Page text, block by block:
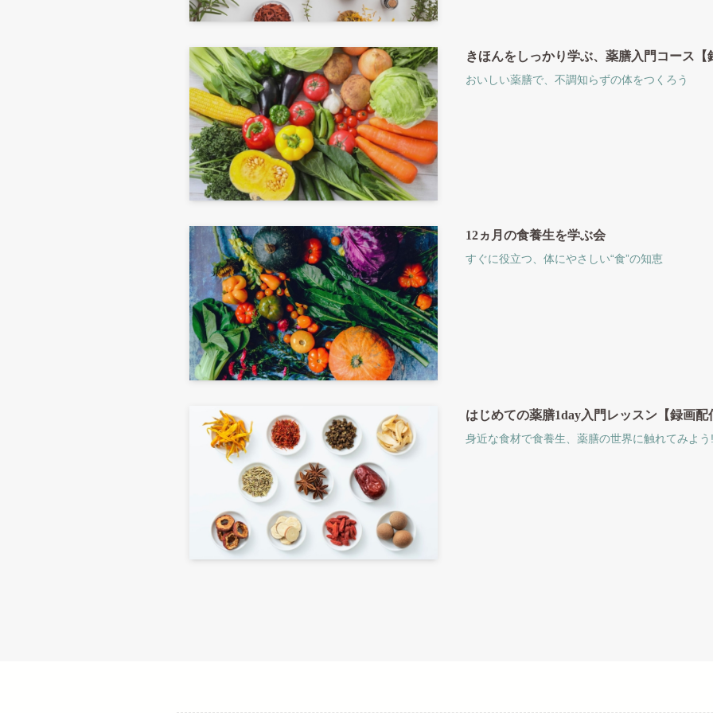
きほんをしっかり学ぶ、薬膳入門コース【
おいしい薬膳で、不調知らずの体をつくろう
12ヵ月の食養生を学ぶ会
すぐに役立つ、体にやさしい“食”の知恵
はじめての薬膳1day入門レッスン【録画配
身近な食材で食養生、薬膳の世界に触れてみよう!